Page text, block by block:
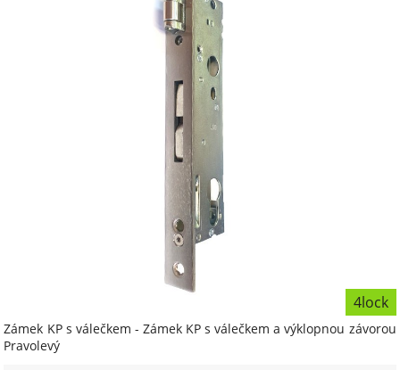
Zámek KP s válečkem - Zámek KP s válečkem a výklopnou závorou
Pravolevý
4lock